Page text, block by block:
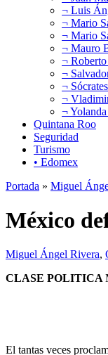
¬ Luis
¬ Mario
¬ Mario
¬ Mauro
¬
¬
¬
¬
¬
Quintana Roo
Seguridad
Turismo
• Edomex
Portada » Miguel
México
Miguel Ángel Rivera,
CLASE POLITICA
El tantas veces